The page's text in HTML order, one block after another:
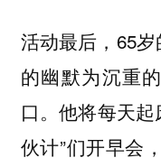
活动最后，65
的幽默为沉重
口。他将每天起
伙计”们开早会